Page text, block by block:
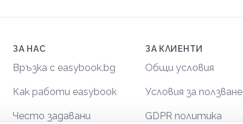
ЗА НАС
Връзка с easybook.bg
Как работи easybook
Често задавани
ЗА КЛИЕНТИ
Общи условия
Условия за ползване
GDPR политика